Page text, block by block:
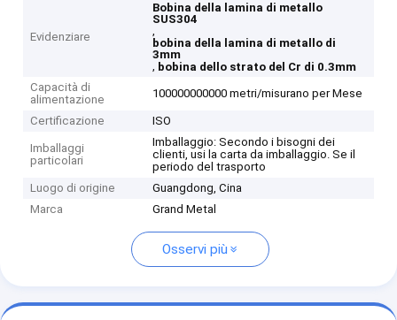
Evidenziare
Bobina della lamina di metallo
SUS304
,
bobina della lamina di metallo di
3mm
, bobina dello strato del Cr di 0.3mm
Capacità di
alimentazione
100000000000 metri/misurano per Mese
Certificazione ISO
Imballaggi
particolari
Imballaggio: Secondo i bisogni dei
clienti, usi la carta da imballaggio. Se il
periodo del trasporto
Luogo di origine
Guangdong, Cina
Marca
Grand Metal
Osservi più